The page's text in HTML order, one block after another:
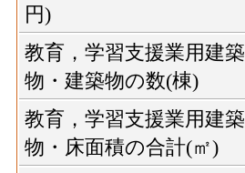
円)
教育，学習支援業用建築
物・建築物の数(棟)
教育，学習支援業用建築
物・床面積の合計(㎡)